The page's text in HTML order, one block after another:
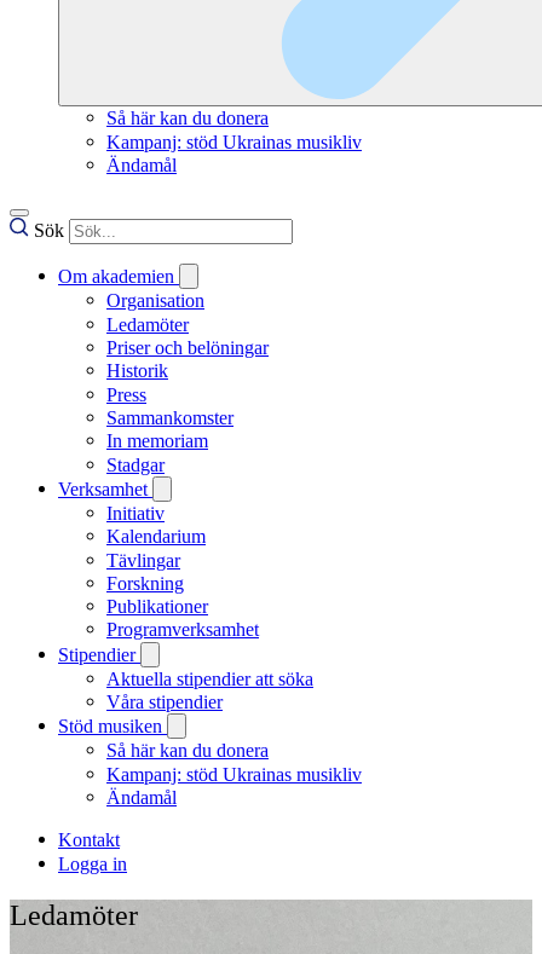
Så här kan du donera
Kampanj: stöd Ukrainas musikliv
Ändamål
Sök
Om akademien
Organisation
Ledamöter
Priser och belöningar
Historik
Press
Sammankomster
In memoriam
Stadgar
Verksamhet
Initiativ
Kalendarium
Tävlingar
Forskning
Publikationer
Programverksamhet
Stipendier
Aktuella stipendier att söka
Våra stipendier
Stöd musiken
Så här kan du donera
Kampanj: stöd Ukrainas musikliv
Ändamål
Kontakt
Logga in
Ledamöter